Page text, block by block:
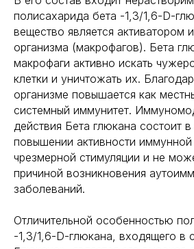
полисахарида бета -1,3/1,6-D-
вещество является активатором
организма (макрофагов). Бета
макрофаги активно искать
клетки и уничтожать их.
организме повышается как
системный иммунитет.
действия Бета глюкана состоит
повышении активности
чрезмерной стимуляции и не
причиной возникновения
заболеваний.
Отличительной особенностью
-1,3/1,6-D-глюкана, входящего в